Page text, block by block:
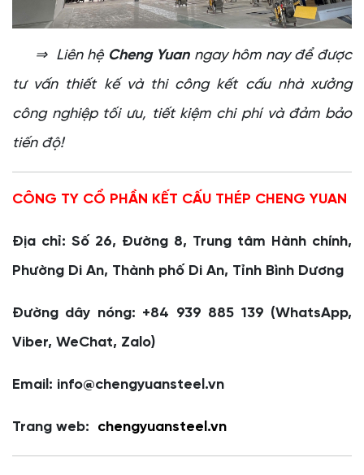
⇒ Liên hệ Cheng Yuanngay hôm nay để được
tư vấn thiết kế và thi công kết cấu nhà xưởng
công nghiệp tối ưu, tiết kiệm chi phí và đảm bảo
tiến độ!
CÔNG TY CỔ PHẦN KẾT CẤU THÉP CHENG YUAN
Địa chỉ: Số 26, Đường 8, Trung tâm Hành chính,
Phường Di An, Thành phố Di An, Tỉnh Bình Dương
Đường dây nóng: +84 939 885 139 (WhatsApp,
Viber, WeChat, Zalo)
Email: info@chengyuansteel.vn
Trang web: chengyuansteel.vn